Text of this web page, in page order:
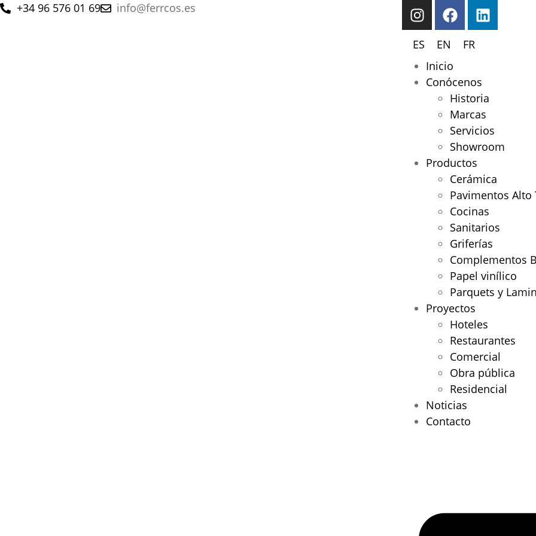
+34 96 576 01 69 info@ferrcos.es
ES EN
FR
Inicio
Conócenos
Historia
Marcas
Servicios
Showroom
Productos
Cerámica
Pavimentos Alto
Cocinas
Sanitarios
Griferías
Complementos
Papel vinílico
Parquets y
Proyectos
Hoteles
Restaurantes
Comercial
Obra pública
Residencial
Noticias
Contacto